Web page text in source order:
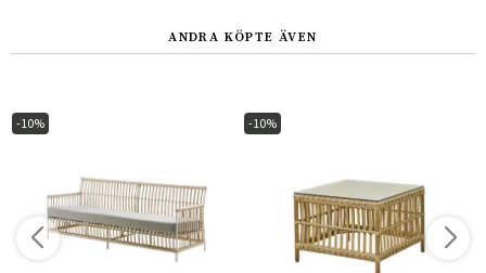
ANDRA KÖPTE ÄVEN
-10% -10%